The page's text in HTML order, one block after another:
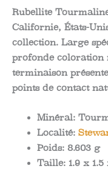
Rubellite
Californie, États-
collection. Large
profonde coloration
terminaison
points de contact
Minéral:
Localité:
Poids: 8.603 g
Taille: 1.9 x 1.5